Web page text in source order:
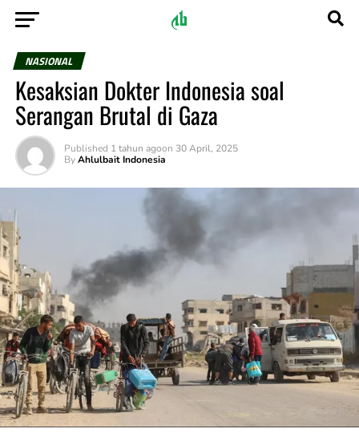
NASIONAL
Kesaksian Dokter Indonesia soal
Serangan Brutal di Gaza
Published 1 tahun agoon 30 April, 2025
By Ahlulbait Indonesia